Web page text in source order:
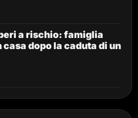
a rischio: famiglia
dopo la caduta di un